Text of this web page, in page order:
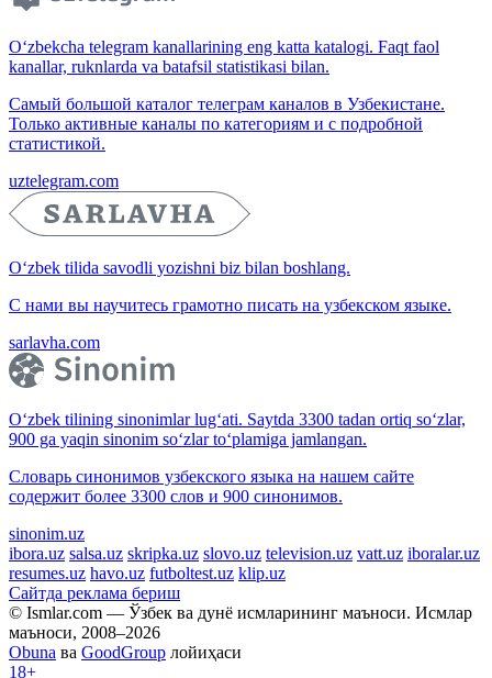
O‘zbekcha telegram kanallarining eng katta katalogi. Faqt faol
kanallar, ruknlarda va batafsil statistikasi bilan.
Самый большой каталог телеграм каналов в Узбекистане.
Только активные каналы по категориям и с подробной
статистикой.
uztelegram.com
O‘zbek tilida savodli yozishni biz bilan boshlang.
С нами вы научитесь грамотно писать на узбекском языке.
sarlavha.com
O‘zbek tilining sinonimlar lug‘ati. Saytda 3300 tadan ortiq so‘zlar,
900 ga yaqin sinonim so‘zlar to‘plamiga jamlangan.
Словарь синонимов узбекского языка на нашем сайте
содержит более 3300 слов и 900 синонимов.
sinonim.uz
ibora.uz salsa.uz skripka.uz slovo.uz television.uz vatt.uz iboralar.uz
resumes.uz havo.uz futboltest.uz klip.uz
Сайтда реклама бериш
© Ismlar.com — Ўзбек ва дунё исмларининг маъноси. Исмлар
маъноси, 2008–2026
Obuna ва GoodGroup лойиҳаси
18+